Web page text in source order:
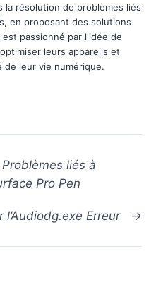
la résolution de problèmes liés
en proposant des solutions
passionné par l'idée de
leurs appareils et
de leur vie numérique.
liés à
Pro Pen
→
l’Audiodg.exe Erreur